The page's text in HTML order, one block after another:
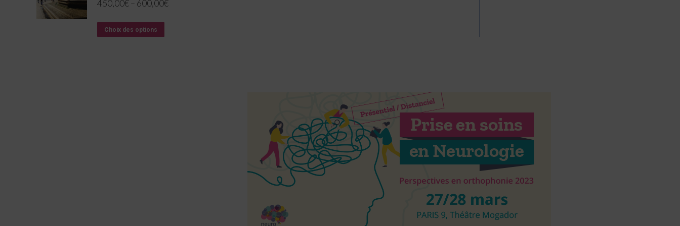
450,00€– 600,00€
Choix des options